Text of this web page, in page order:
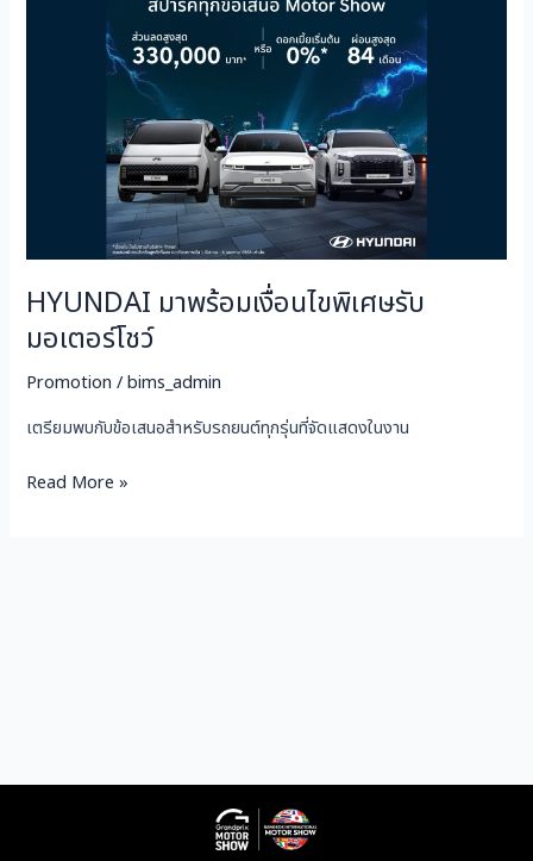
HYUNDAI มาพร้อมเงื่อนไขพิเศษรับ
มอเตอร์โชว์
Promotion /bims_admin
เตรียมพบกับข้อเสนอสำหรับรถยนต์ทุกรุ่นที่จัดแสดงในงาน
Read More »